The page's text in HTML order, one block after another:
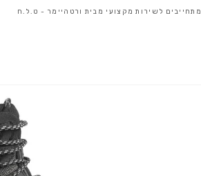
מתחייבים לשירות מקצועי מבית ורטהיימר - ט.ל.ח